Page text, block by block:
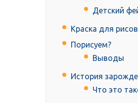
Детский
Краска для
Порисуем?
Выводы
История
Что это